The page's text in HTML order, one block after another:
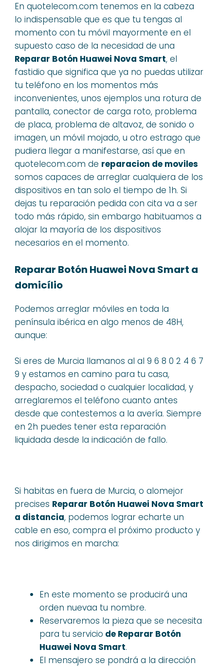
En quotelecom.com tenemos en la cabeza
lo indispensable que es que tu tengas al
momento con tu móvil mayormente en el
supuesto caso de la necesidad de una
Reparar Botón Huawei Nova Smart, el
fastidio que significa que ya no puedas utilizar
tu teléfono en los momentos más
inconvenientes, unos ejemplos una rotura de
pantalla, conector de carga roto, problema
de placa, problema de altavoz, de sonido o
imagen, un móvil mojado, u otro estrago que
pudiera llegar a manifestarse, así que en
quotelecom.com de reparacion de moviles
somos capaces de arreglar cualquiera de los
dispositivos en tan solo el tiempo de 1h. Si
dejas tu reparación pedida con cita va a ser
todo más rápido, sin embargo habituamos a
alojar la mayoría de los dispositivos
necesarios en el momento.
Reparar Botón Huawei Nova Smart a
domicílio
Podemos arreglar móviles en toda la
península ibérica en algo menos de 48H,
aunque:
Si eres de Murcia llamanos al al 9 6 8 0 2 4 6 7
9 y estamos en camino para tu casa,
despacho, sociedad o cualquier localidad, y
arreglaremos el teléfono cuanto antes
desde que contestemos a la avería. Siempre
en 2h puedes tener esta reparación
liquidada desde la indicación de fallo.
Si habitas en fuera de Murcia, o alomejor
precises Reparar Botón Huawei Nova Smart
a distancia, podemos lograr echarte un
cable en eso, compra el próximo producto y
nos dirigimos en marcha:
En este momento se producirá una
orden nuevaa tu nombre.
Reservaremos la pieza que se necesita
para tu servicio de Reparar Botón
Huawei Nova Smart.
El mensajero se pondrá a la dirección